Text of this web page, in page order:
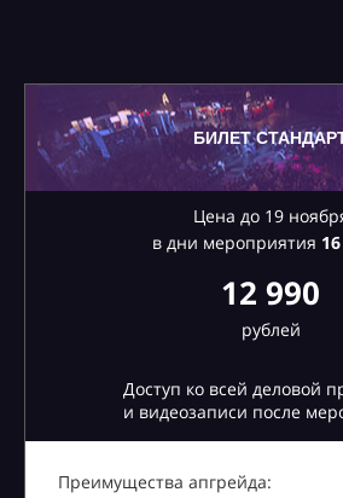
БИЛЕТ
Цена до 19
в дни мероприятия 16
12 990
рублей
Доступ ко всей деловой
и видеозаписи после
Преимущества апгрейда: